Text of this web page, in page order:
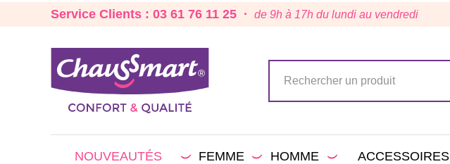
Service Clients : 03 61 76 11 25 · de 9h à 17h du lundi au vendredi
NOUVEAUTÉS FEMME HOMME ACCESSOIRES